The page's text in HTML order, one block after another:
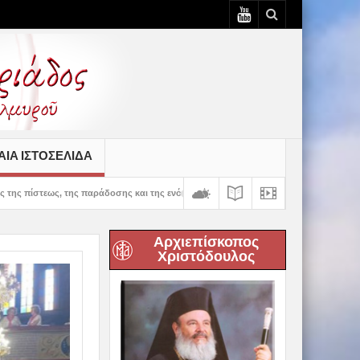
ΙΣΤΟΣΕΛΊΔΑ
και της ενότητας» – 100 χρόνια ζωής και προσφοράς του Ιερού Ναού
Αρχιεπίσκοπος
Χριστόδουλος